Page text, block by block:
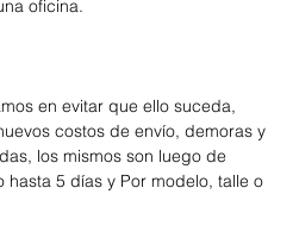
oficina.
en evitar que ello suceda,
costos de envío, demoras y
los mismos son luego de
5 días y Por modelo, talle o